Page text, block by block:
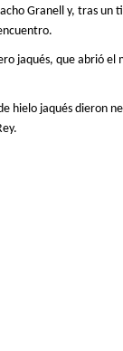
Granell y, tras un
jaqués, que abrió el
hielo jaqués dieron